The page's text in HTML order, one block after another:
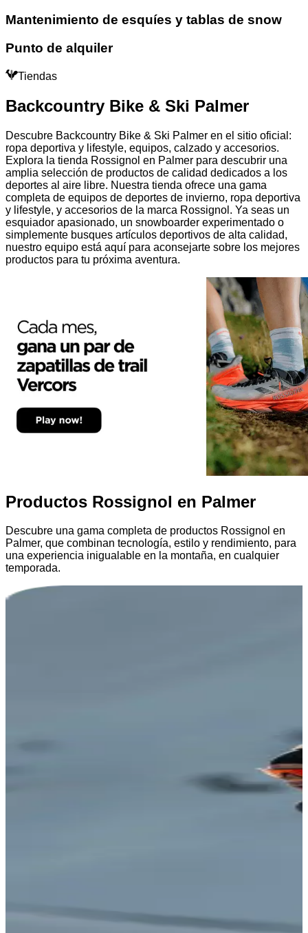
Mantenimiento de esquíes y tablas de snow
Punto de alquiler
Tiendas
Backcountry Bike & Ski Palmer
Descubre Backcountry Bike & Ski Palmer en el sitio oficial:
ropa deportiva y lifestyle, equipos, calzado y accesorios.
Explora la tienda Rossignol en Palmer para descubrir una
amplia selección de productos de calidad dedicados a los
deportes al aire libre. Nuestra tienda ofrece una gama
completa de equipos de deportes de invierno, ropa deportiva
y lifestyle, y accesorios de la marca Rossignol. Ya seas un
esquiador apasionado, un snowboarder experimentado o
simplemente busques artículos deportivos de alta calidad,
nuestro equipo está aquí para aconsejarte sobre los mejores
productos para tu próxima aventura.
Productos Rossignol en Palmer
Descubre una gama completa de productos Rossignol en
Palmer, que combinan tecnología, estilo y rendimiento, para
una experiencia inigualable en la montaña, en cualquier
temporada.